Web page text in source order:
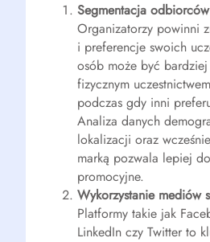
Segmentacja odbiorców
Organizatorzy powinni
i preferencje swoich
osób może być bardziej
fizycznym
podczas gdy inni
Analiza danych
lokalizacji oraz
marką pozwala lepiej
promocyjne.
Wykorzystanie mediów
Platformy takie jak
LinkedIn czy Twitter to